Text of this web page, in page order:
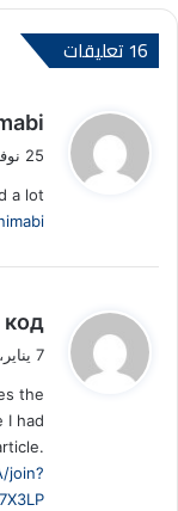
‫16 تعليقات
ي
ق
ل
25 نوفمبر، 2023 الساعة 9:06 م
a lot
ي
ق
ل
код
7 يناير، 2024 الساعة 3:32 ص
the
I had
join?